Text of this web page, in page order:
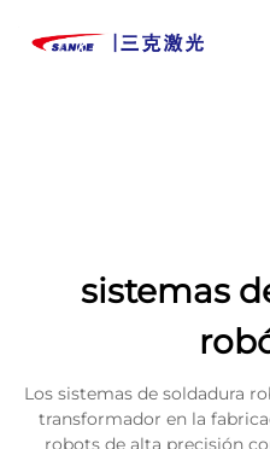
sistemas
Los sistemas de soldadura
transformador en la
robots de alta precisión